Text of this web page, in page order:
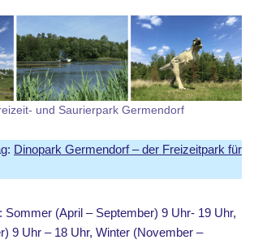
und Saurierpark Germendorf
Dinopark Germendorf – der Freizeitpark für
Sommer (April – September) 9 Uhr- 19 Uhr,
9 Uhr – 18 Uhr, Winter (November –